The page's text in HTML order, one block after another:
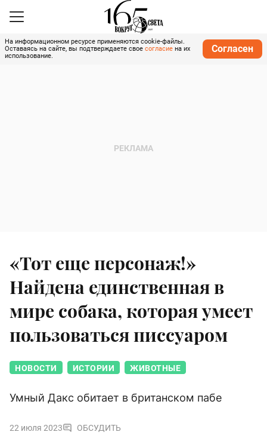
На информационном ресурсе применяются cookie-файлы.
Оставаясь на сайте, вы подтверждаете свое согласие на их
использование.
Согласен
«Тот еще персонаж!»
Найдена единственная в
мире собака, которая умеет
пользоваться писсуаром
НОВОСТИ ИСТОРИИ ЖИВОТНЫЕ
Умный Дакс обитает в британском пабе
22 июля 2023 ОБСУДИТЬ